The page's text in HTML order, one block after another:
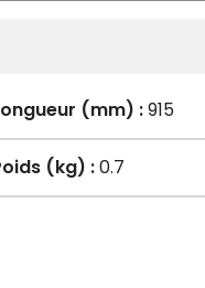
(mm) :915
(kg) :0.7